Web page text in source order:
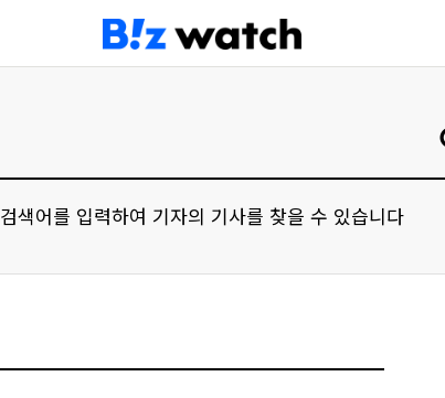
검색어를 입력하여 기자의 기사를 찾을 수 있습니다